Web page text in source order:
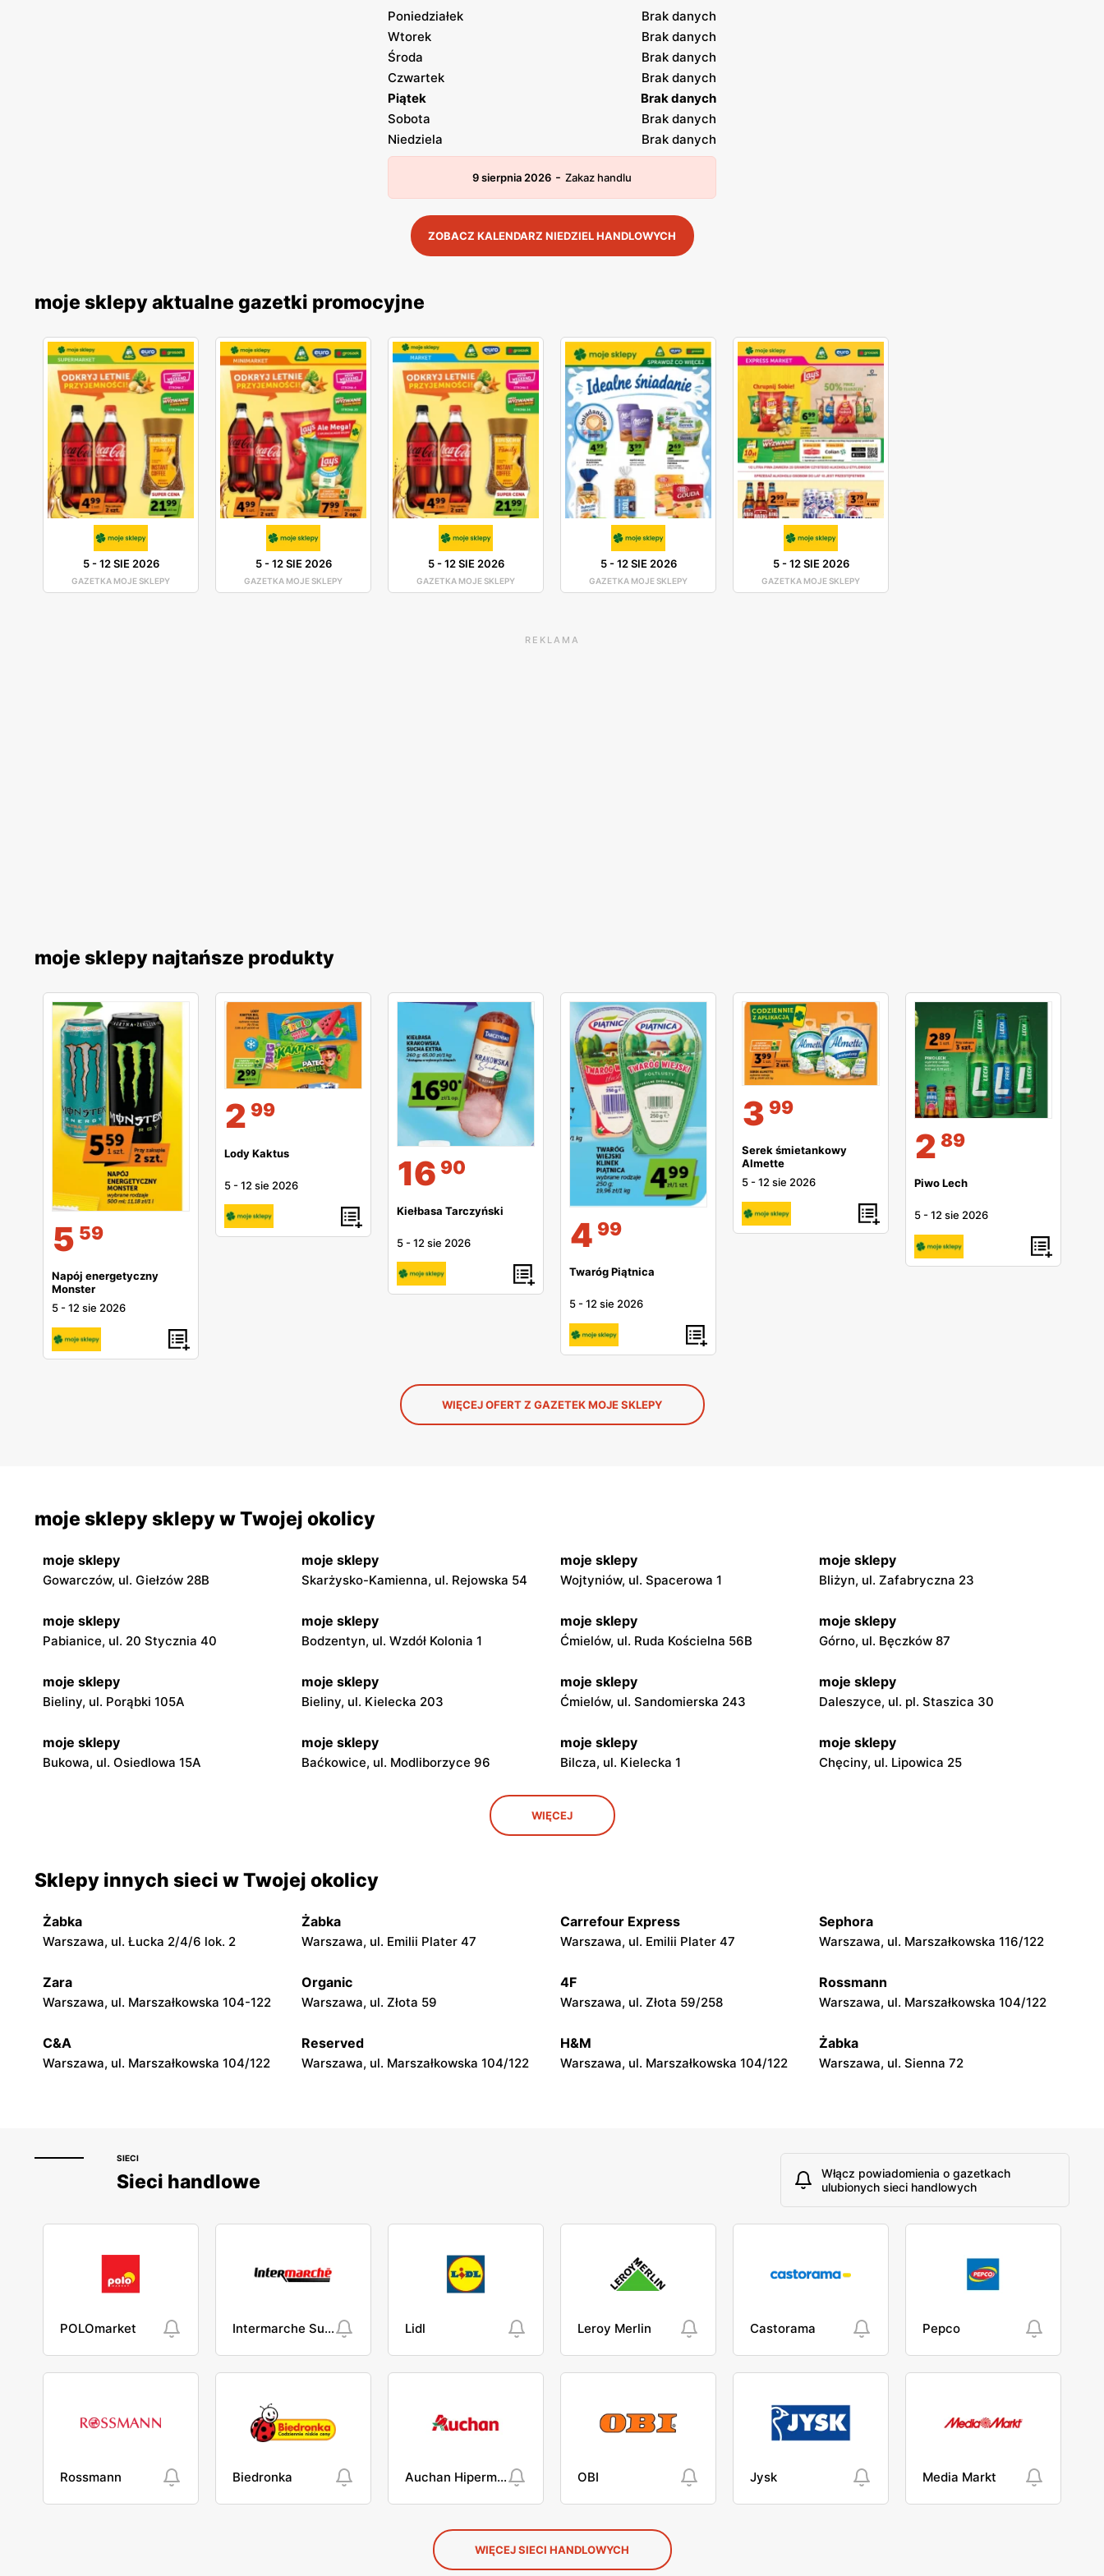
Poniedziałek
Brak danych
Wtorek
Brak danych
Środa
Brak danych
Czwartek
Brak danych
Piątek
Brak danych
Sobota
Brak danych
Niedziela
Brak danych
9 sierpnia 2026 - Zakaz handlu
ZOBACZ KALENDARZ NIEDZIEL HANDLOWYCH
moje sklepy aktualne gazetki promocyjne
5-12 SIE 2026
GAZETKA MOJE SKLEPY
5-12 SIE 2026
GAZETKA MOJE SKLEPY
5-12 SIE 2026
GAZETKA MOJE SKLEPY
5-12 SIE 2026
GAZETKA MOJE SKLEPY
5-12 SIE 2026
GAZETKA MOJE SKLEPY
REKLAMA
moje sklepy najtańsze produkty
5 59
Napój energetyczny
Monster
5 -12 sie 2026
2 99
Lody Kaktus
5 -12 sie 2026 16 90
Kiełbasa Tarczyński
5 -12 sie 2026 4 99
Twaróg Piątnica
5 -12 sie 2026
3 99
Serek śmietankowy
Almette
5 -12 sie 2026
2 89
Piwo Lech
5 -12 sie 2026
WIĘCEJ OFERT Z GAZETEK MOJE SKLEPY
moje sklepy sklepy w Twojej okolicy
moje sklepy
Gowarczów, ul. Giełzów 28B
moje sklepy
Skarżysko-Kamienna, ul. Rejowska 54
moje sklepy
Wojtyniów, ul. Spacerowa 1
moje sklepy
Bliżyn, ul. Zafabryczna 23
moje sklepy
Pabianice, ul. 20 Stycznia 40
moje sklepy
Bodzentyn, ul. Wzdół Kolonia 1
moje sklepy
Ćmielów, ul. Ruda Kościelna 56B
moje sklepy
Górno, ul. Bęczków 87
moje sklepy
Bieliny, ul. Porąbki 105A
moje sklepy
Bieliny, ul. Kielecka 203
moje sklepy
Ćmielów, ul. Sandomierska 243
moje sklepy
Daleszyce, ul. pl. Staszica 30
moje sklepy
Bukowa, ul. Osiedlowa 15A
moje sklepy
Baćkowice, ul. Modliborzyce 96
moje sklepy
Bilcza, ul. Kielecka 1
moje sklepy
Chęciny, ul. Lipowica 25
moje sklepy
Gorzyce, ul. Szkolna 44
Jadachy, ul. Jadachy 111 Jeżowe, ul. Zalesie 77
moje sklepy
Górki, ul. Górki 71
moje sklepy
Gumniska, ul. Gumniska 157C
moje sklepy
Iwierzyce, ul. Iwierzyce 152A
moje sklepy
Tczew, ul. Franciszka Żwirki 61
moje sklepy
Hyżne, ul. Hyżne 100
moje sklepy
Jarosław, ul. Pełkińska 147
moje sklepy
Niebylec, ul. Niebylec 139
moje sklepy
Opole, ul. Grudzicka 45
WIĘCEJ
Sklepy innych sieci w Twojej okolicy
Żabka
Warszawa, ul. Łucka 2/4/6 lok. 2
Żabka
Warszawa, ul. Emilii Plater 47
Carrefour Express
Warszawa, ul. Emilii Plater 47
Sephora
Warszawa, ul. Marszałkowska 116/122
Zara
Warszawa, ul. Marszałkowska 104-122
Organic
Warszawa, ul. Złota 59
4F
Warszawa, ul. Złota 59/258
Rossmann
Warszawa, ul. Marszałkowska 104/122
C&A
Warszawa, ul. Marszałkowska 104/122
Reserved
Warszawa, ul. Marszałkowska 104/122
H&M
Warszawa, ul. Marszałkowska 104/122
Żabka
Warszawa, ul. Sienna 72
SIECI
Sieci handlowe
Włącz powiadomienia o gazetkach
ulubionych sieci handlowych
POLOmarket Intermarche Super Lidl Leroy Merlin Castorama Pepco
Rossmann Biedronka Auchan Hipermarket OBI Jysk Media Markt
WIĘCEJ SIECI HANDLOWYCH